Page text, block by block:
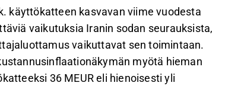
käyttökatteen kasvavan viime vuodesta
vaikutuksia Iranin sodan seurauksista,
vaikuttavat sen toimintaan.
myötä hieman
36 MEUR eli hienoisesti yli